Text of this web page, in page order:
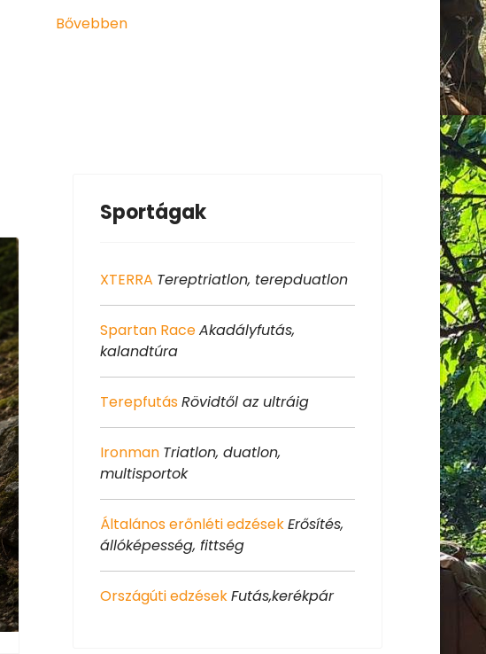
Bővebben
Sportágak
XTERRA Tereptriatlon, terepduatlon
Spartan RaceAkadályfutás,
kalandtúra
TerepfutásRövidtől az ultráig
Ironman Triatlon, duatlon,
multisportok
Általános erőnléti edzésekErősítés,
állóképesség, fittség
Országúti edzésekFutás,kerékpár